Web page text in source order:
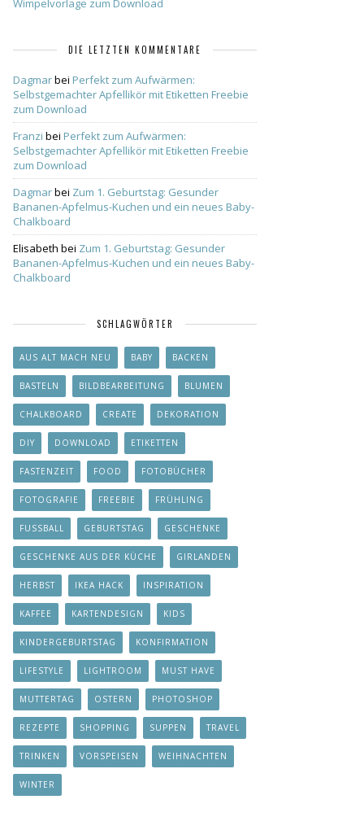
Wimpelvorlage zum Download
DIE LETZTEN KOMMENTARE
Dagmarbei Perfekt zum Aufwärmen:
Selbstgemachter Apfellikör mit Etiketten Freebie
zum Download
Franzi bei Perfekt zum Aufwärmen:
Selbstgemachter Apfellikör mit Etiketten Freebie
zum Download
Dagmarbei Zum 1. Geburtstag: Gesunder
Bananen-Apfelmus-Kuchen und ein neues Baby-
Chalkboard
Elisabeth bei Zum 1. Geburtstag: Gesunder
Bananen-Apfelmus-Kuchen und ein neues Baby-
Chalkboard
SCHLAGWÖRTER
AUS ALT MACH NEU BABY BACKEN
BASTELN BILDBEARBEITUNG BLUMEN
CHALKBOARD CREATE DEKORATION
DIY DOWNLOAD ETIKETTEN
FASTENZEIT FOOD FOTOBÜCHER
FOTOGRAFIE FREEBIE FRÜHLING
FUSSBALL GEBURTSTAG GESCHENKE
GESCHENKE AUS DER KÜCHE GIRLANDEN
HERBST IKEA HACK INSPIRATION
KAFFEE KARTENDESIGN KIDS
KINDERGEBURTSTAG KONFIRMATION
LIFESTYLE LIGHTROOM MUST HAVE
MUTTERTAG OSTERN PHOTOSHOP
REZEPTE SHOPPING SUPPEN TRAVEL
TRINKEN VORSPEISEN WEIHNACHTEN
WINTER